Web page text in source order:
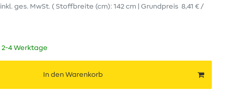
inkl. ges. MwSt. ( Stoffbreite (cm): 142 cm | Grundpreis 8,41 € /
4 Werktage
In den Warenkorb